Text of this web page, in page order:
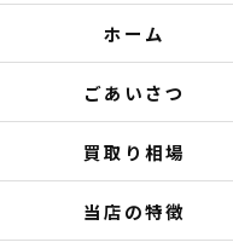
ホーム
ごあいさつ
買取り相場
当店の特徴